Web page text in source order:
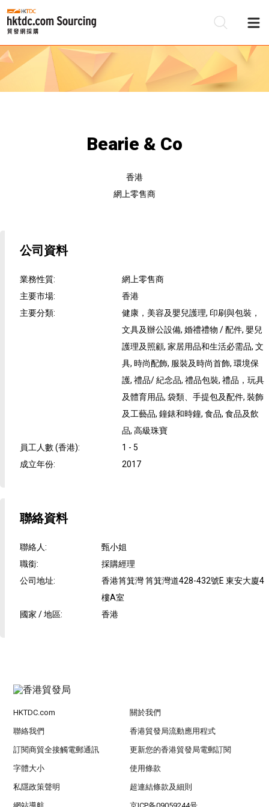
Bearie & Co
香港
網上零售商
公司資料
業務性質:
網上零售商
主要市場:
香港
主要分類:
健康，美容及嬰兒護理, 印刷與包裝，
文具及辦公設備, 婚禮禮物 / 配件, 嬰兒
護理及照顧, 家居用品和生活必需品, 文
具, 時尚配飾, 服裝及時尚首飾, 環境保
護, 禮品/ 紀念品, 禮品包裝, 禮品，玩具
及體育用品, 袋類、手提包及配件, 裝飾
及工藝品, 鐘錶和時鐘, 食品, 食品及飲
品, 高級珠寶
員工人數 (香港):
1 - 5
成立年份: 2017
聯絡資料
聯絡人:
甄小姐
職銜:
採購經理
公司地址:
香港筲箕灣 筲箕灣道428-432號E 東安大廈4
樓A室
國家 / 地區: 香港
HKTDC.com 關於我們
聯絡我們 香港貿發局流動應用程式
訂閱商貿全接觸電郵通訊 更新您的香港貿發局電郵訂閱
字體大小 使用條款
私隱政策聲明 超連結條款及細則